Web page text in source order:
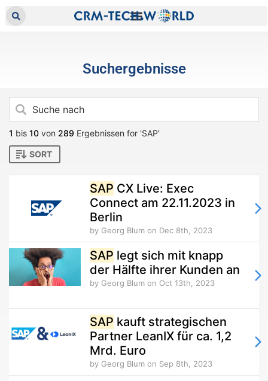
Suchergebnisse
1 bis 10 von 289 Ergebnissen for 'SAP'
SORT
SAP CX Live: Exec
Connect am 22.11.2023 in
Berlin
by Georg Blum on Dec 8th, 2023
SAP legt sich mit knapp
der Hälfte ihrer Kunden an
by Georg Blum on Oct 13th, 2023
SAP kauft strategischen
Partner LeanIX für ca. 1,2
Mrd. Euro
by Georg Blum on Sep 8th, 2023